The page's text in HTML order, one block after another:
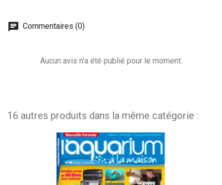
Commentaires (0)
Aucun avis n'a été publié pour le moment.
16 autres produits dans la même catégorie :